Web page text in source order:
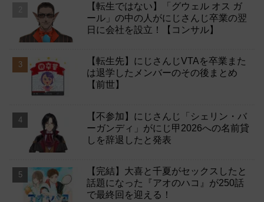
【転生ではない】「グウェル オス ガ
ール」の中の人がにじさんじ卒業の翌
日に会社を設立！【コンサル】
【転生先】にじさんじVTAを卒業また
は退学したメンバーのその後まとめ
【前世】
【不参加】にじさんじ「シェリン・バ
ーガンディ」がにじ甲2026への名前貸
しを辞退したと発表
【完結】大喜と千夏がセックスしたと
話題になった『アオのハコ』が250話
で最終回を迎える！